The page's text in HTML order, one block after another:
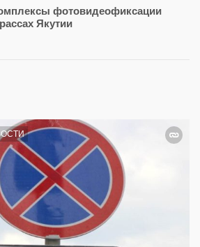
фотовидеофиксации
Якутии